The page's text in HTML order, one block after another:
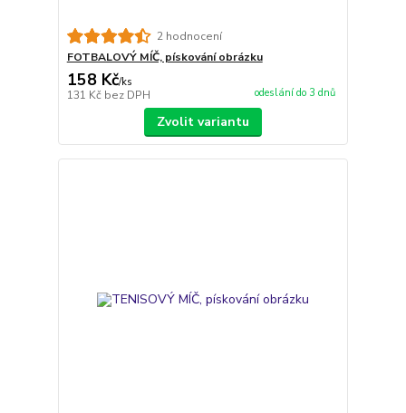
2 hodnocení
FOTBALOVÝ MÍČ, pískování obrázku
158 Kč/ks
131 Kč bez DPH odeslání do 3 dnů
Zvolit variantu